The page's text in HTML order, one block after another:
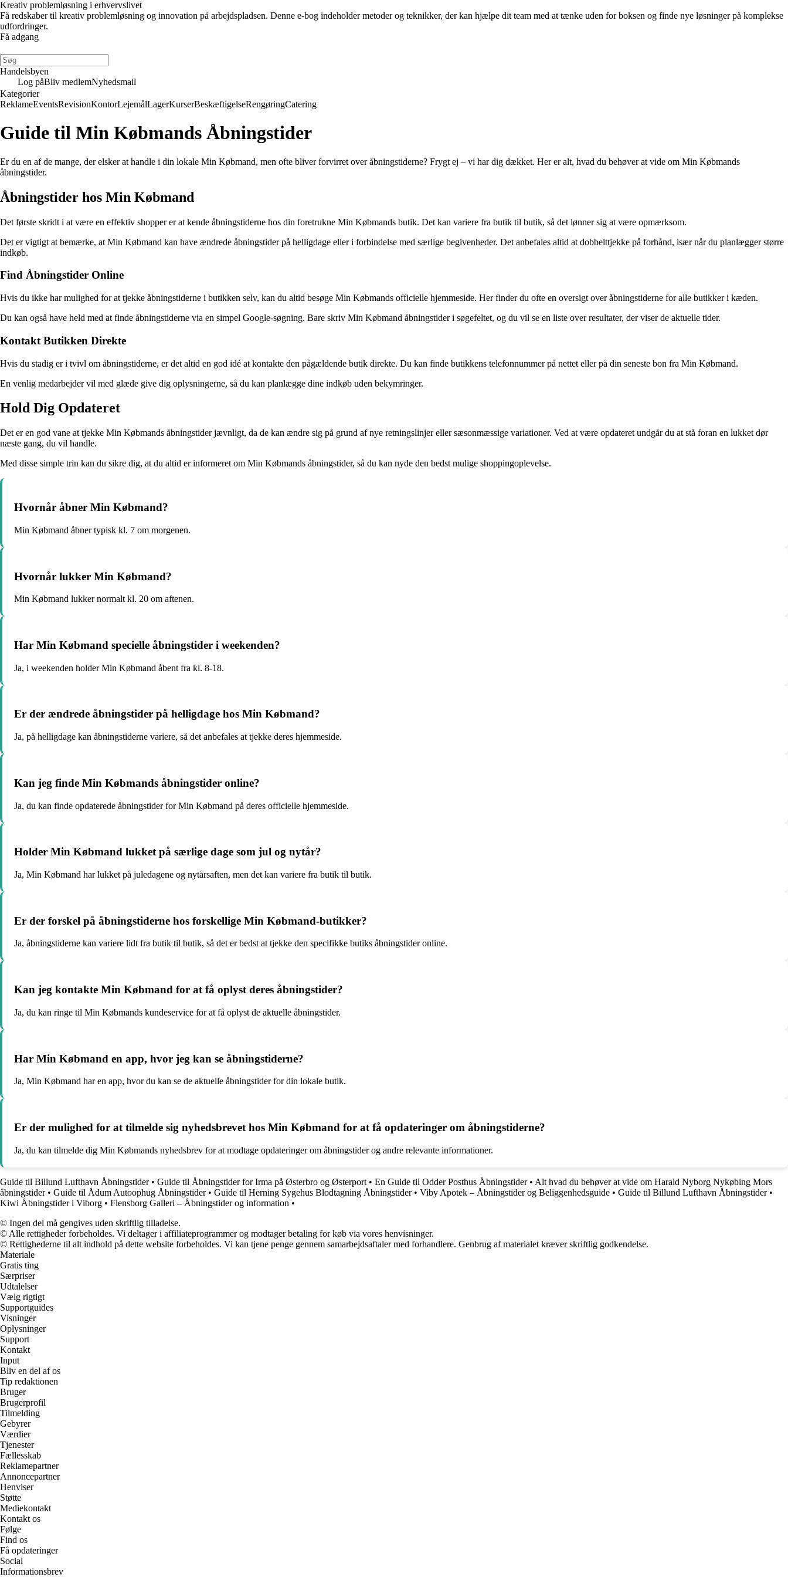
Kreativ problemløsning i erhvervslivet
Få redskaber til kreativ problemløsning og innovation på arbejdspladsen. Denne e-bog indeholder metoder og teknikker, der kan hjælpe dit team med at tænke uden for boksen og finde nye løsninger på komplekse
udfordringer.
Få adgang
Handelsbyen
Log påBliv medlemNyhedsmail
Kategorier
ReklameEventsRevisionKontorLejemålLagerKurserBeskæftigelseRengøringCatering
Guide til Min Købmands Åbningstider
Er du en af de mange, der elsker at handle i din lokale Min Købmand, men ofte bliver forvirret over åbningstiderne? Frygt ej – vi har dig dækket. Her er alt, hvad du behøver at vide om Min Købmands
åbningstider.
Åbningstider hos Min Købmand
Det første skridt i at være en effektiv shopper er at kende åbningstiderne hos din foretrukne Min Købmands butik. Det kan variere fra butik til butik, så det lønner sig at være opmærksom.
Det er vigtigt at bemærke, at Min Købmand kan have ændrede åbningstider på helligdage eller i forbindelse med særlige begivenheder. Det anbefales altid at dobbelttjekke på forhånd, især når du planlægger større
indkøb.
Find Åbningstider Online
Hvis du ikke har mulighed for at tjekke åbningstiderne i butikken selv, kan du altid besøge Min Købmands officielle hjemmeside. Her finder du ofte en oversigt over åbningstiderne for alle butikker i kæden.
Du kan også have held med at finde åbningstiderne via en simpel Google-søgning. Bare skriv Min Købmand åbningstider i søgefeltet, og du vil se en liste over resultater, der viser de aktuelle tider.
Kontakt Butikken Direkte
Hvis du stadig er i tvivl om åbningstiderne, er det altid en god idé at kontakte den pågældende butik direkte. Du kan finde butikkens telefonnummer på nettet eller på din seneste bon fra Min Købmand.
En venlig medarbejder vil med glæde give dig oplysningerne, så du kan planlægge dine indkøb uden bekymringer.
Hold Dig Opdateret
Det er en god vane at tjekke Min Købmands åbningstider jævnligt, da de kan ændre sig på grund af nye retningslinjer eller sæsonmæssige variationer. Ved at være opdateret undgår du at stå foran en lukket dør
næste gang, du vil handle.
Med disse simple trin kan du sikre dig, at du altid er informeret om Min Købmands åbningstider, så du kan nyde den bedst mulige shoppingoplevelse.
Hvornår åbner Min Købmand?
Min Købmand åbner typisk kl. 7 om morgenen.
Hvornår lukker Min Købmand?
Min Købmand lukker normalt kl. 20 om aftenen.
Har Min Købmand specielle åbningstider i weekenden?
Ja, i weekenden holder Min Købmand åbent fra kl. 8-18.
Er der ændrede åbningstider på helligdage hos Min Købmand?
Ja, på helligdage kan åbningstiderne variere, så det anbefales at tjekke deres hjemmeside.
Kan jeg finde Min Købmands åbningstider online?
Ja, du kan finde opdaterede åbningstider for Min Købmand på deres officielle hjemmeside.
Holder Min Købmand lukket på særlige dage som jul og nytår?
Ja, Min Købmand har lukket på juledagene og nytårsaften, men det kan variere fra butik til butik.
Er der forskel på åbningstiderne hos forskellige Min Købmand-butikker?
Ja, åbningstiderne kan variere lidt fra butik til butik, så det er bedst at tjekke den specifikke butiks åbningstider online.
Kan jeg kontakte Min Købmand for at få oplyst deres åbningstider?
Ja, du kan ringe til Min Købmands kundeservice for at få oplyst de aktuelle åbningstider.
Har Min Købmand en app, hvor jeg kan se åbningstiderne?
Ja, Min Købmand har en app, hvor du kan se de aktuelle åbningstider for din lokale butik.
Er der mulighed for at tilmelde sig nyhedsbrevet hos Min Købmand for at få opdateringer om åbningstiderne?
Ja, du kan tilmelde dig Min Købmands nyhedsbrev for at modtage opdateringer om åbningstider og andre relevante informationer.
Guide til Billund Lufthavn Åbningstider• Guide til Åbningstider for Irma på Østerbro og Østerport • En Guide til Odder Posthus Åbningstider• Alt hvad du behøver at vide om Harald Nyborg Nykøbing Mors
åbningstider• Guide til Ådum Autoophug Åbningstider• Guide til Herning Sygehus Blodtagning Åbningstider• Viby Apotek – Åbningstider og Beliggenhedsguide • Guide til Billund Lufthavn Åbningstider•
Kiwi Åbningstider i Viborg • Flensborg Galleri – Åbningstider og information •
© Ingen del må gengives uden skriftlig tilladelse.
© Alle rettigheder forbeholdes. Vi deltager i affiliateprogrammer og modtager betaling for køb via vores henvisninger.
© Rettighederne til alt indhold på dette website forbeholdes. Vi kan tjene penge gennem samarbejdsaftaler med forhandlere. Genbrug af materialet kræver skriftlig godkendelse.
Materiale
Gratis ting
Særpriser
Udtalelser
Vælg rigtigt
Supportguides
Visninger
Oplysninger
Support
Kontakt
Input
Bliv en del af os
Tip redaktionen
Bruger
Brugerprofil
Tilmelding
Gebyrer
Værdier
Tjenester
Fællesskab
Reklamepartner
Annoncepartner
Henviser
Støtte
Mediekontakt
Kontakt os
Følge
Find os
Få opdateringer
Social
Informationsbrev